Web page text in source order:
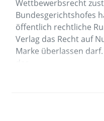
Wettbewerbsrecht
Bundesgerichtshofes
öffentlich rechtliche
Verlag das Recht auf
Marke überlassen
das …